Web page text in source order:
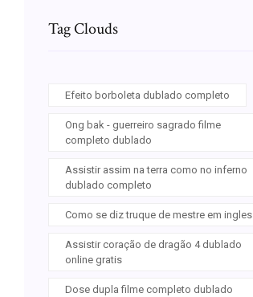
Tag Clouds
Efeito borboleta dublado completo
Ong bak - guerreiro sagrado filme
completo dublado
Assistir assim na terra como no inferno
dublado completo
Como se diz truque de mestre em ingles
Assistir coração de dragão 4 dublado
online gratis
Dose dupla filme completo dublado